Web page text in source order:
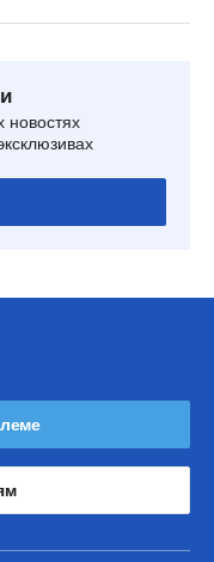
новостях